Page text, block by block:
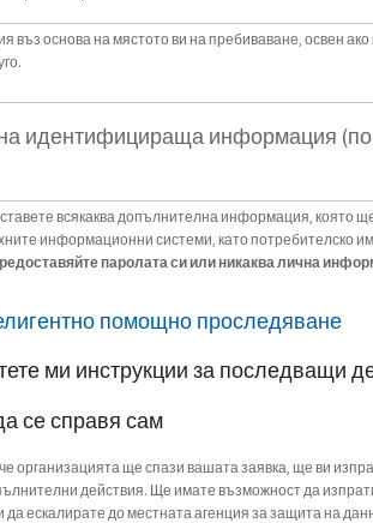
въз основа на мястото ви на пребиваване, освен
идентифицираща информация (по
всякаква допълнителна информация, която
информационни системи, като потребителско
паролата си или никаква лична
помощно проследяване
ми инструкции за последващи
се справя сам
организацията ще спази вашата заявка, ще ви
действия. Ще имате възможност да
да ескалирате до местната агенция за защита на